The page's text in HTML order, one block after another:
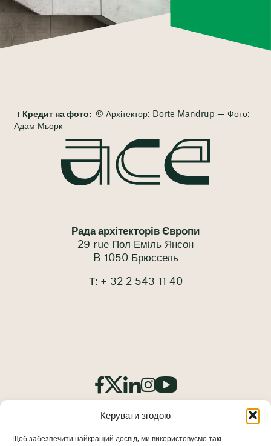
Керувати згодою
Щоб забезпечити найкращий досвід, ми використовуємо такі
Кредит на фото: © Архітектор: Dorte Mandrup — Фото:
Адам Мьорк
Рада архітекторів Європи
29 rue Пол Еміль Янсон
B-1050 Брюссель
Т: + 32 2 543 11 40